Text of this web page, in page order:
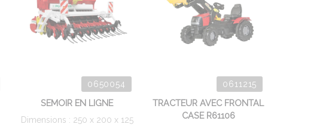
0650054
SEMOIR EN LIGNE
Dimensions : 250 x 200 x 125
0611215
TRACTEUR AVEC FRONTAL
CASE R61106